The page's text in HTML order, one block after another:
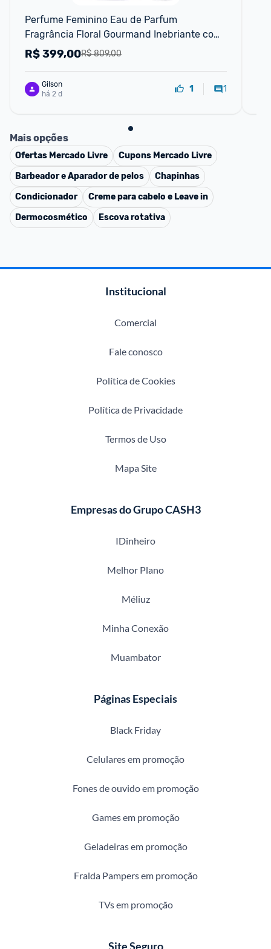
Perfume Feminino Eau de Parfum
Fragrância Floral Gourmand Inebriante com
Notas de Íris Nobre, Baunilha e Pralinê La Vie
R$ 809,00
R$399,00
Gilson
há 2 d
1 1
Mais opções
Ofertas Mercado Livre Cupons Mercado Livre
Barbeador e Aparador de pelos
Chapinhas
Condicionador
Creme para cabelo e Leave in
Dermocosmético
Escova rotativa
Institucional
Comercial
Fale conosco
Política de Cookies
Política de Privacidade
Termos de Uso
Mapa Site
Empresas do Grupo CASH3
IDinheiro
Melhor Plano
Méliuz
Minha Conexão
Muambator
Páginas Especiais
Black Friday
Celulares em promoção
Fones de ouvido em promoção
Games em promoção
Geladeiras em promoção
Fralda Pampers em promoção
TVs em promoção
Site Seguro